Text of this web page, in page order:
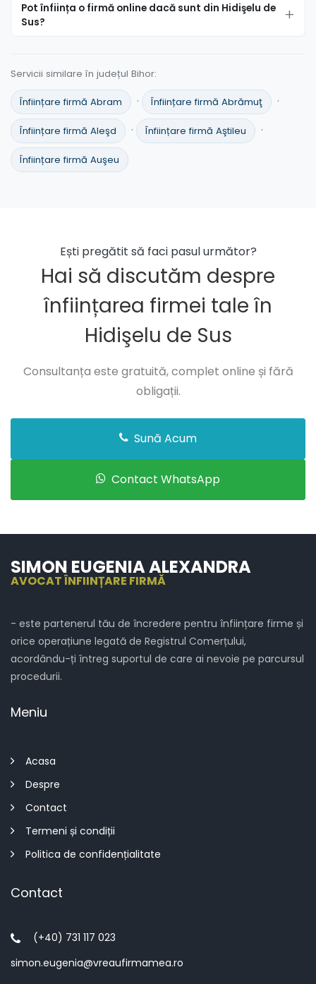
Pot înființa o firmă online dacă sunt din Hidişelu de
Sus?
Servicii similare în județul Bihor:
Înființare firmă Abram · Înființare firmă Abrămuţ ·
Înființare firmă Aleşd · Înființare firmă Aştileu ·
Înființare firmă Auşeu
Ești pregătit să faci pasul următor?
Hai să discutăm despre
înființarea firmei tale în
Hidişelu de Sus
Consultanța este gratuită, complet online și fără
obligații.
Sună Acum
Contact WhatsApp
SIMON EUGENIA ALEXANDRA
AVOCAT ÎNFIINȚARE FIRMĂ
- este partenerul tău de încredere pentru înființare firme și
orice operațiune legată de Registrul Comerțului,
acordându-ți întreg suportul de care ai nevoie pe parcursul
procedurii.
Meniu
Acasa
Despre
Contact
Termeni și condiții
Politica de confidențialitate
Contact
(+40) 731 117 023
simon.eugenia@vreaufirmamea.ro